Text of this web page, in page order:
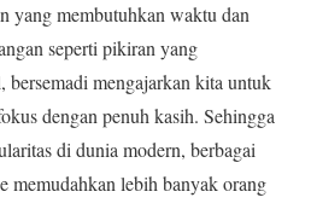
yang membutuhkan waktu dan
seperti pikiran yang
bersemadi mengajarkan kita untuk
dengan penuh kasih. Sehingga
di dunia modern, berbagai
memudahkan lebih banyak orang